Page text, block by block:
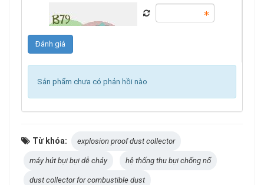
Sản phẩm chưa có phản hồi nào
Từ khóa: explosion proof dust collector
máy hút bụi bụi dễ cháy hệ thống thu bụi chống nổ
dust collector for combustible dust